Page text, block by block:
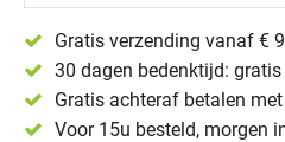
Gratis verzending vanaf €
30 dagen bedenktijd: gratis
Gratis achteraf betalen
Voor 15u besteld, morgen